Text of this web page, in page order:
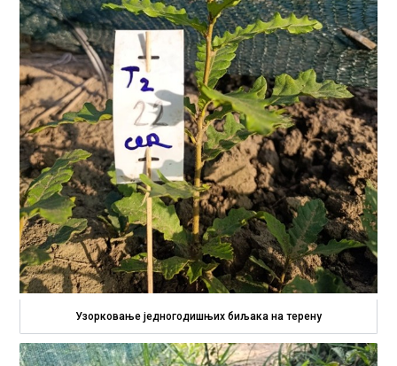
Узорковање једногодишњих биљака на терену